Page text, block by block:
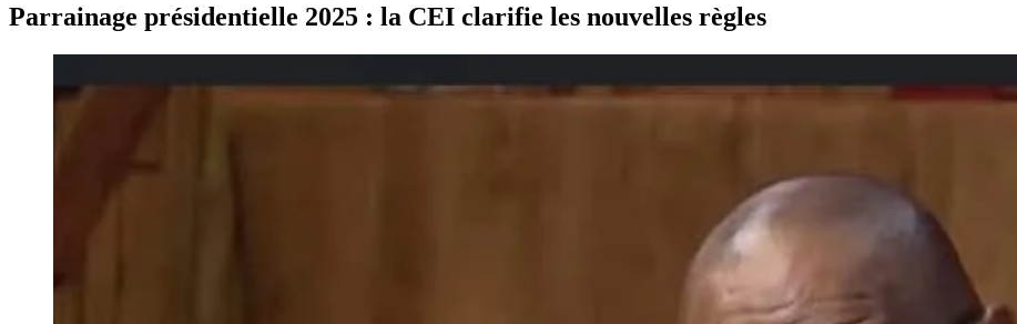
Parrainage présidentielle 2025 : la CEI clarifie les nouvelles règles